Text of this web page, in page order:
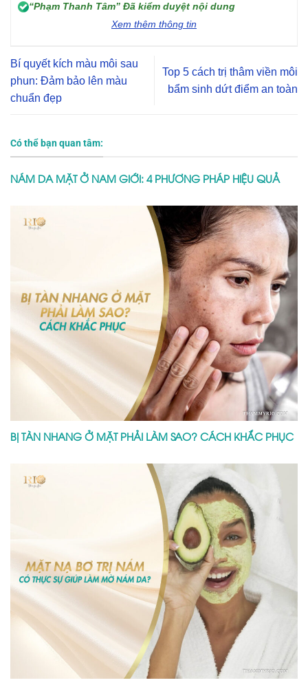
“Phạm Thanh Tâm” Đã kiểm duyệt nội dung
Xem thêm thông tin
Bí quyết kích màu môi sau
phun: Đảm bảo lên màu
chuẩn đẹp
Top 5 cách trị thâm viền môi
bẩm sinh dứt điểm an toàn
Có thể bạn quan tâm:
NÁM DA MẶT Ở NAM GIỚI: 4 PHƯƠNG PHÁP HIỆU QUẢ
BỊ TÀN NHANG Ở MẶT PHẢI LÀM SAO? CÁCH KHẮC PHỤC